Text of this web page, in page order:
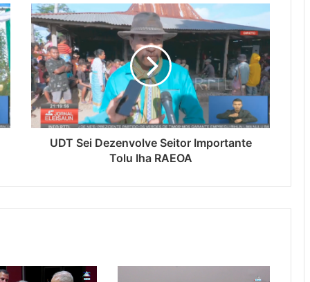
UDT Sei Dezenvolve Seitor Importante
Tolu Iha RAEOA